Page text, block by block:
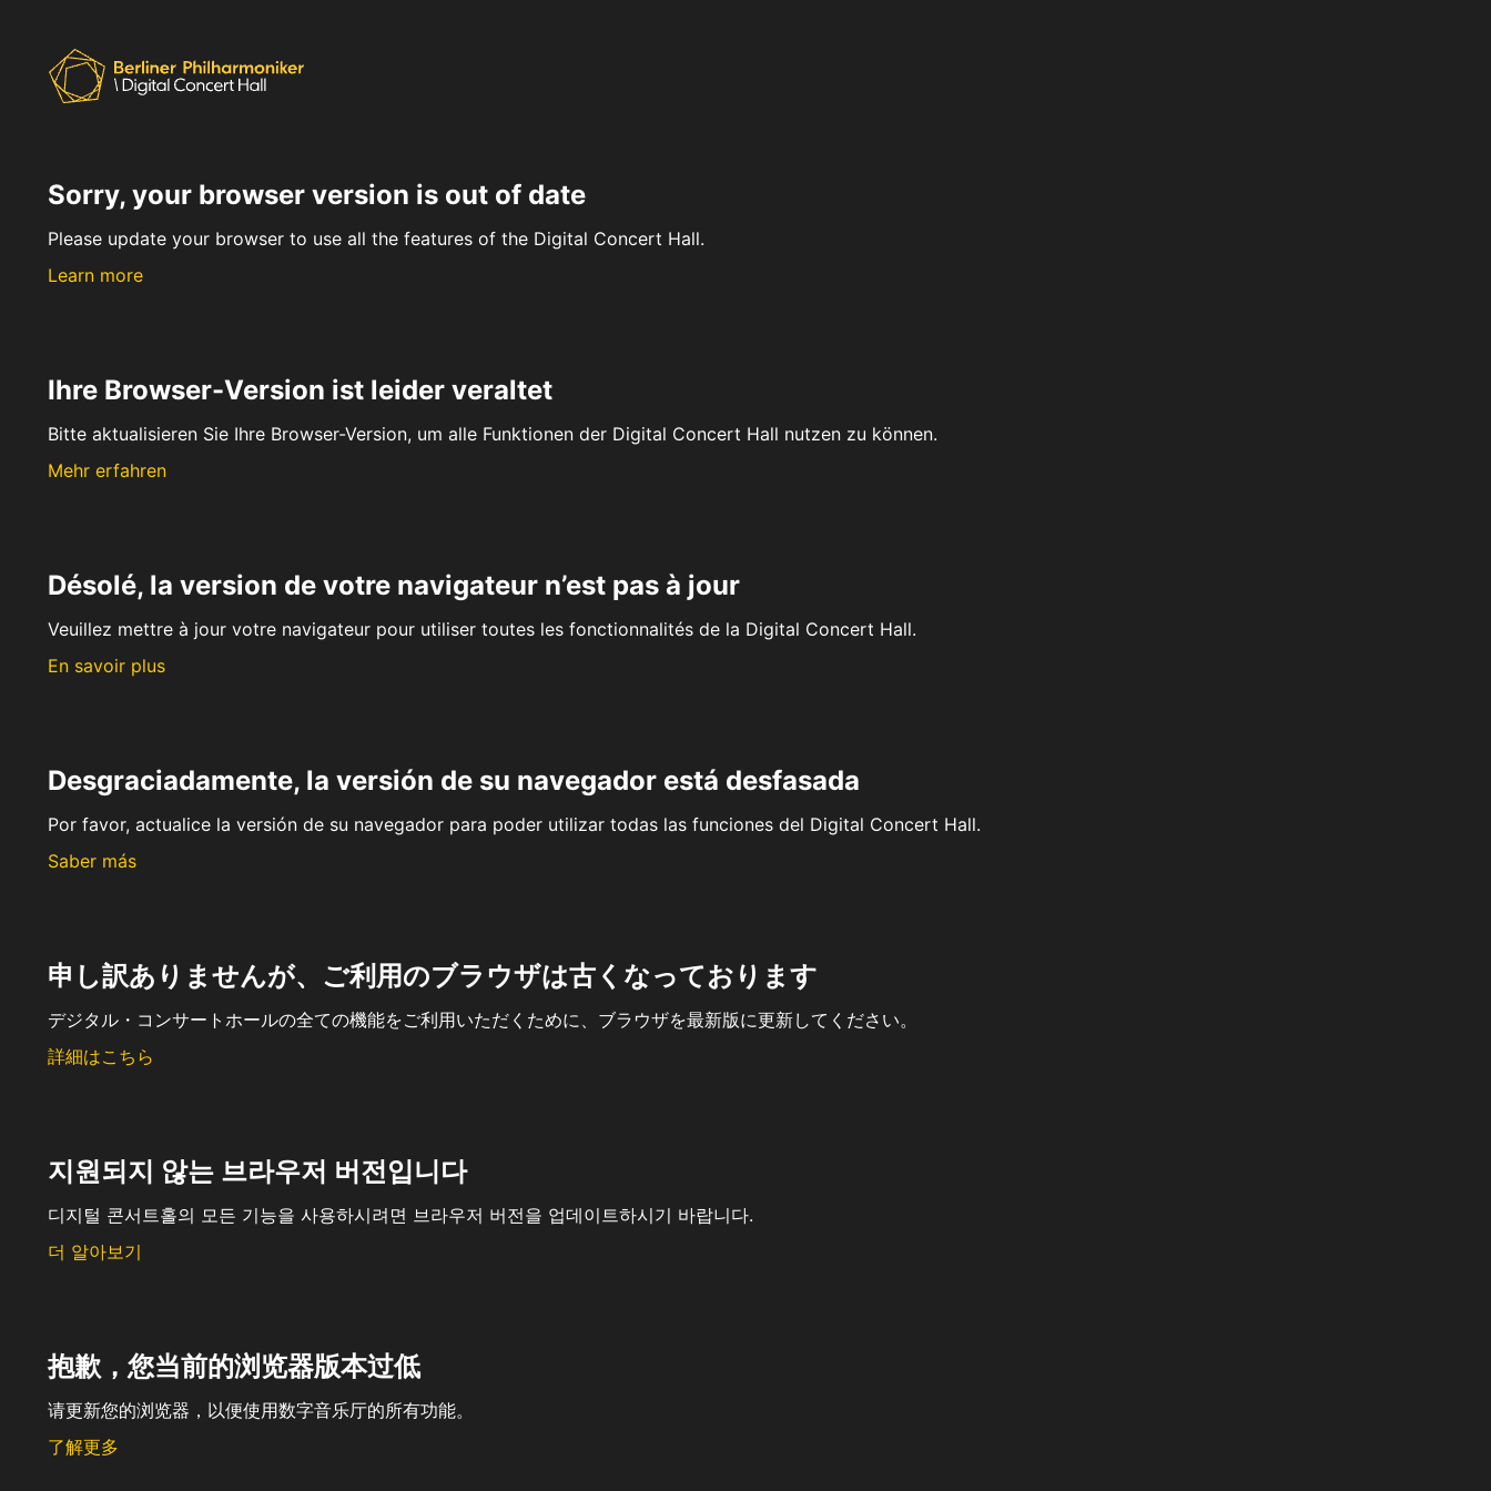
Sorry, your browser version is out of date
Please update your browser to use all the features of the Digital Concert Hall.
Learn more
Ihre Browser-Version ist leider veraltet
Bitte aktualisieren Sie Ihre Browser-Version, um alle Funktionen der Digital Concert Hall nutzen zu können.
Mehr erfahren
Désolé, la version de votre navigateur n’est pas à jour
Veuillez mettre à jour votre navigateur pour utiliser toutes les fonctionnalités de la Digital Concert Hall.
En savoir plus
Desgraciadamente, la versión de su navegador está desfasada
Por favor, actualice la versión de su navegador para poder utilizar todas las funciones del Digital Concert Hall.
Saber más
申し訳ありませんが、ご利用のブラウザは古くなっております
デジタル・コンサートホールの全ての機能をご利用いただくために、ブラウザを最新版に更新してください。
詳細はこちら
지원되지 않는 브라우저 버전입니다
디지털 콘서트홀의 모든 기능을 사용하시려면 브라우저 버전을 업데이트하시기 바랍니다.
더 알아보기
抱歉，您当前的浏览器版本过低
请更新您的浏览器，以便使用数字音乐厅的所有功能。
了解更多